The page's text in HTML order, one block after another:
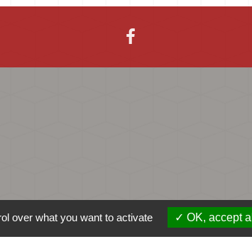
over what you want to activate OK, accept all